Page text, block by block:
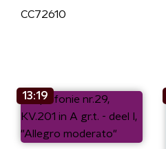
CC72610
13:19